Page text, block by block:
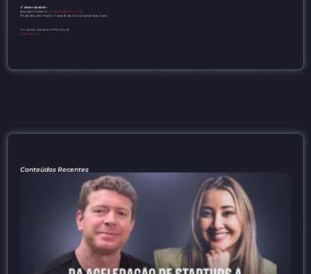
🔗 Onde Assistir:
Site da TV aberta: https://tvaberta.tv.br/
TV Aberta São Paulo: Canal 8 da Vivo e Canal 9 da Claro
YouTube: Canal do LPA e Você
/ @lpaevoce
Conteúdos Recentes